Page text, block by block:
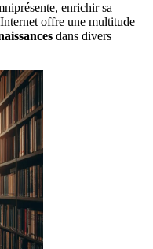
enrichir sa
offre une multitude
dans divers